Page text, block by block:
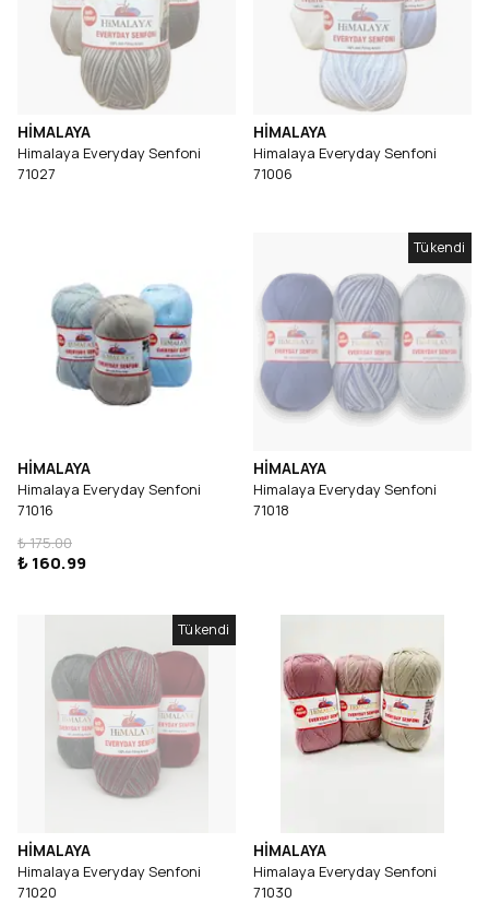
HİMALAYA
Himalaya Everyday Senfoni
71027
HİMALAYA
Himalaya Everyday Senfoni
71006
HİMALAYA
Himalaya Everyday Senfoni
71016
₺ 175.00
₺ 160.99
Tükendi
HİMALAYA
Himalaya Everyday Senfoni
71018
Tükendi
HİMALAYA
Himalaya Everyday Senfoni
71020
HİMALAYA
Himalaya Everyday Senfoni
71030